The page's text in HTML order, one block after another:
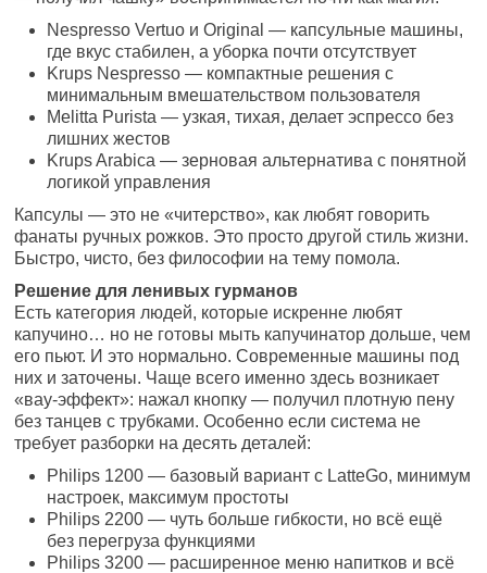
Nespresso Vertuo и Original — капсульные машины,
где вкус стабилен, а уборка почти отсутствует
Krups Nespresso — компактные решения с
минимальным вмешательством пользователя
Melitta Purista — узкая, тихая, делает эспрессо без
лишних жестов
Krups Arabica — зерновая альтернатива с понятной
логикой управления
Капсулы — это не «читерство», как любят говорить
фанаты ручных рожков. Это просто другой стиль жизни.
Быстро, чисто, без философии на тему помола.
Решение для ленивых гурманов
Есть категория людей, которые искренне любят
капучино… но не готовы мыть капучинатор дольше, чем
его пьют. И это нормально. Современные машины под
них и заточены. Чаще всего именно здесь возникает
«вау-эффект»: нажал кнопку — получил плотную пену
без танцев с трубками. Особенно если система не
требует разборки на десять деталей:
Philips 1200 — базовый вариант с LatteGo, минимум
настроек, максимум простоты
Philips 2200 — чуть больше гибкости, но всё ещё
без перегруза функциями
Philips 3200 — расширенное меню напитков и всё